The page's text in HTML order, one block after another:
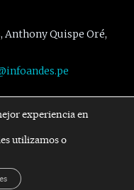
Anthony Quispe Oré,
Youtube
experiencia en
utilizamos o